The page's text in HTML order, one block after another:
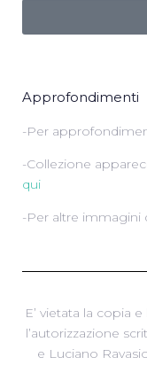
Approfondimenti
-Per
-Collezione
qui
-Per altre immagini
E’ vietata la copia
l’autorizzazione
e Luciano